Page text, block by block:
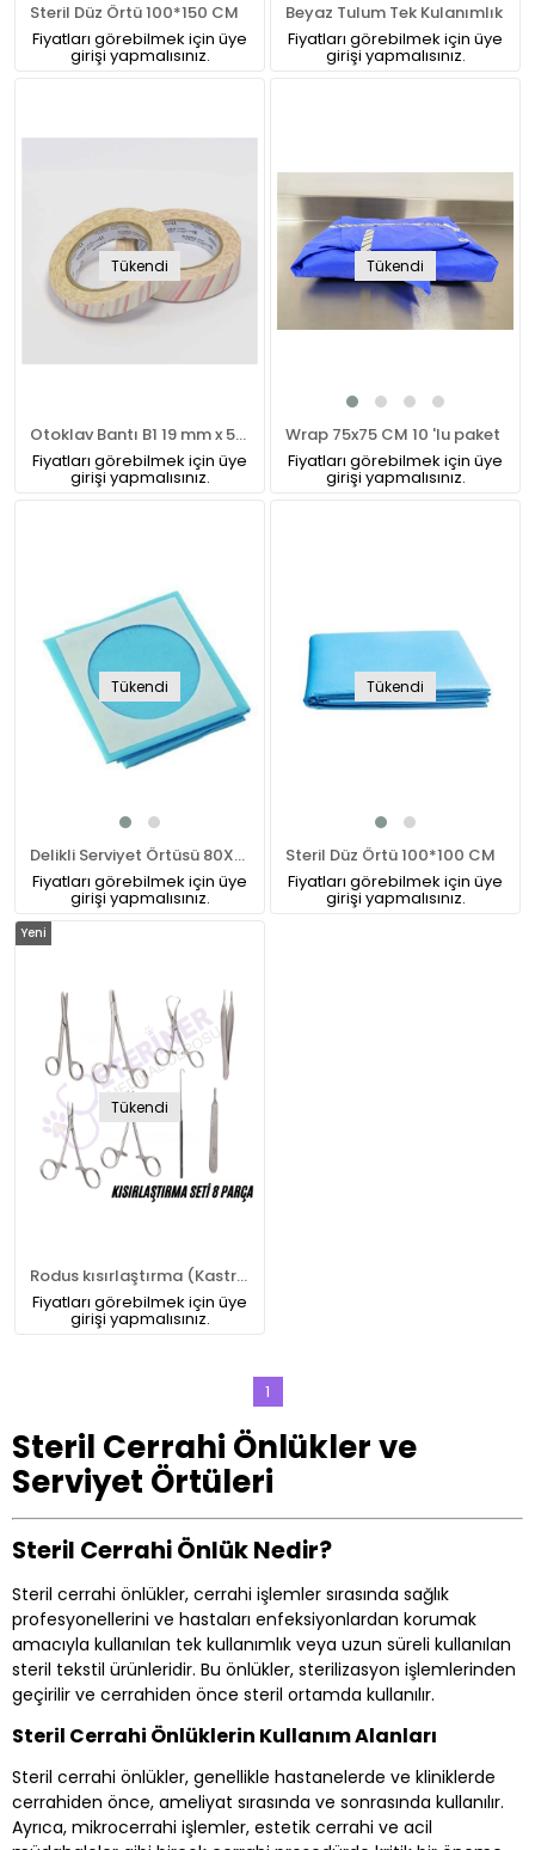
Steril Düz Örtü 100*150 CM
Fiyatları görebilmek için üye
girişi yapmalısınız.
Beyaz Tulum Tek Kulanımlık
Fiyatları görebilmek için üye
girişi yapmalısınız.
Tükendi
Otoklav Bantı B1 19 mm x 50 m
Fiyatları görebilmek için üye
girişi yapmalısınız.
Tükendi
Wrap 75x75 CM 10 'lu paket
Fiyatları görebilmek için üye
girişi yapmalısınız.
Tükendi
Delikli Serviyet Örtüsü 80X80 CM
Fiyatları görebilmek için üye
girişi yapmalısınız.
Tükendi
Steril Düz Örtü 100*100 CM
Fiyatları görebilmek için üye
girişi yapmalısınız.
Tükendi
Rodus kısırlaştırma (Kastrasyon) Seti 8 Parça
Yeni
Fiyatları görebilmek için üye
girişi yapmalısınız.
1
Steril Cerrahi Önlükler ve
Serviyet Örtüleri
Steril Cerrahi Önlük Nedir?
Steril cerrahi önlükler, cerrahi işlemler sırasında sağlık
profesyonellerini ve hastaları enfeksiyonlardan korumak
amacıyla kullanılan tek kullanımlık veya uzun süreli kullanılan
steril tekstil ürünleridir. Bu önlükler, sterilizasyon işlemlerinden
geçirilir ve cerrahiden önce steril ortamda kullanılır.
Steril Cerrahi Önlüklerin Kullanım Alanları
Steril cerrahi önlükler, genellikle hastanelerde ve kliniklerde
cerrahiden önce, ameliyat sırasında ve sonrasında kullanılır.
Ayrıca, mikrocerrahi işlemler, estetik cerrahi ve acil